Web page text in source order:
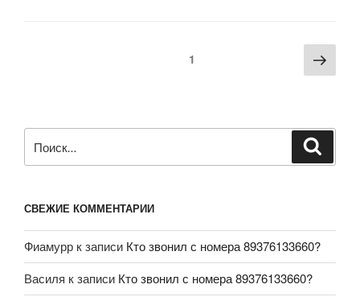
1
СВЕЖИЕ КОММЕНТАРИИ
Фиамурр к записи Кто звонил с номера 89376133660?
Василя к записи Кто звонил с номера 89376133660?